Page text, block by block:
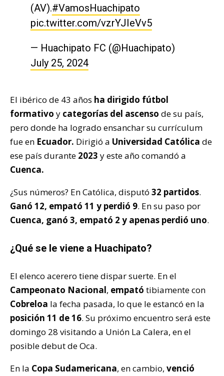
(AV).#VamosHuachipato
pic.twitter.com/vzrYJIeVv5
— Huachipato FC (@Huachipato)
July 25, 2024
El ibérico de 43 años ha dirigido fútbol
formativo y categorías del ascenso de su país,
pero donde ha logrado ensanchar su currículum
fue en Ecuador. Dirigió a Universidad Católica de
ese país durante 2023 y este año comandó a
Cuenca.
¿Sus números? En Católica, disputó 32 partidos.
Ganó 12, empató 11 y perdió 9. En su paso por
Cuenca, ganó 3, empató 2 y apenas perdió uno.
¿Qué se le viene a Huachipato?
El elenco acerero tiene dispar suerte. En el
Campeonato Nacional, empató tibiamente con
Cobreloa la fecha pasada, lo que le estancó en la
posición 11 de 16. Su próximo encuentro será este
domingo 28 visitando a Unión La Calera, en el
posible debut de Oca.
En la Copa Sudamericana, en cambio, venció